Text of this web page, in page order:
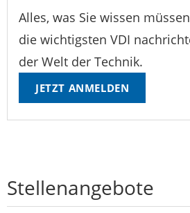
Alles, was Sie wissen
die wichtigsten VDI
der Welt der Technik.
JETZT ANMELDEN
Stellenangebote